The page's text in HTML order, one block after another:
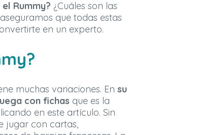
Rummy? ¿Cuáles son las
que todas estas
en un experto.
muchas variaciones. En su
con fichas que es la
en este artículo. Sin
jugar con cartas,